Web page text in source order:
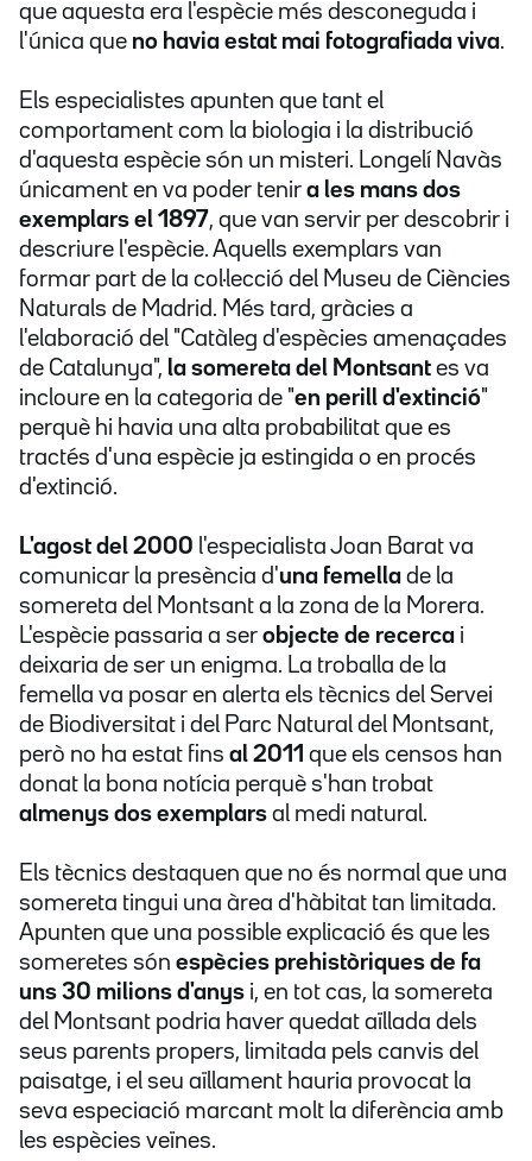
que aquesta era l'espècie més desconeguda i
l'única que no havia estat mai fotografiada viva.
Els especialistes apunten que tant el
comportament com la biologia i la distribució
d'aquesta espècie són un misteri. Longelí Navàs
únicament en va poder tenir a les mans dos
exemplars el 1897, que van servir per descobrir i
descriure l'espècie. Aquells exemplars van
formar part de la col·lecció del Museu de Ciències
Naturals de Madrid. Més tard, gràcies a
l'elaboració del "Catàleg d'espècies amenaçades
de Catalunya", la somereta del Montsant es va
incloure en la categoria de "en perill d'extinció"
perquè hi havia una alta probabilitat que es
tractés d'una espècie ja estingida o en procés
d'extinció.
L'agost del 2000 l'especialista Joan Barat va
comunicar la presència d'una femella de la
somereta del Montsant a la zona de la Morera.
L'espècie passaria a ser objecte de recerca i
deixaria de ser un enigma. La troballa de la
femella va posar en alerta els tècnics del Servei
de Biodiversitat i del Parc Natural del Montsant,
però no ha estat fins al 2011 que els censos han
donat la bona notícia perquè s'han trobat
almenys dos exemplars al medi natural.
Els tècnics destaquen que no és normal que una
somereta tingui una àrea d'hàbitat tan limitada.
Apunten que una possible explicació és que les
someretes són espècies prehistòriques de fa
uns 30 milions d'anys i, en tot cas, la somereta
del Montsant podria haver quedat aïllada dels
seus parents propers, limitada pels canvis del
paisatge, i el seu aïllament hauria provocat la
seva especiació marcant molt la diferència amb
les espècies veïnes.